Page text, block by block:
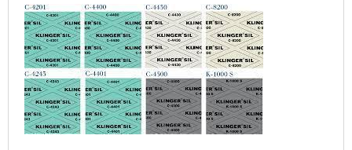
temperatura, com os colaboradores
da kaelved obterá excelente custo-
benefício com assessoria técnica
especializada.UM POUCO MAIS
SOBRE JUNTAS DE TEFLON
TEMPERA...